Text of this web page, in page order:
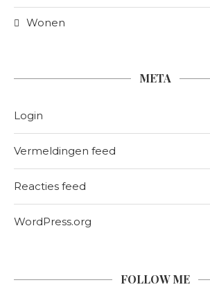
Wonen
META
Login
Vermeldingen feed
Reacties feed
WordPress.org
FOLLOW ME